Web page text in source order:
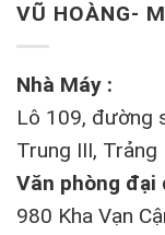
VŨ HOÀNG-
Nhà Máy :
Lô 109, đường
Trung III, Trảng
Văn phòng đại
980 Kha Vạn